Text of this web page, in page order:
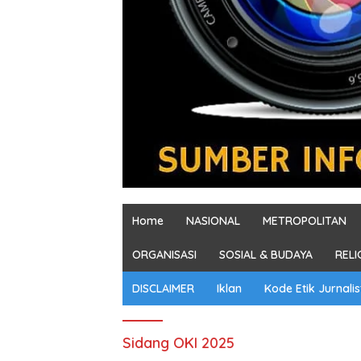
Home NASIONAL METROPOLITAN
ORGANISASI SOSIAL & BUDAYA
DISCLAIMER Iklan Kode Etik
Sidang OKI 2025